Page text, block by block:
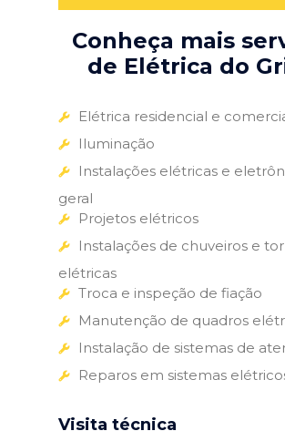
Conheça mais
de Elétrica do
Elétrica residencial e
Iluminação
Instalações elétricas e
geral
Projetos elétricos
Instalações de chuveiros e
elétricas
Troca e inspeção de fiação
Manutenção de quadros
Instalação de sistemas de
Reparos em sistemas
Visita técnica